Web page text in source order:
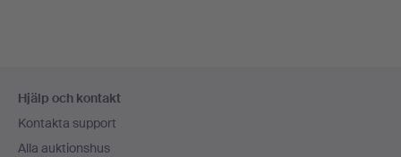
Hjälp och kontakt
Kontakta support
Alla auktionshus